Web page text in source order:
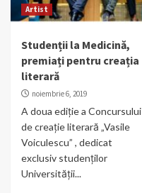
Artist
Studenții la Medicină,
premiați pentru creația
literară
noiembrie 6, 2019
A doua ediţie a Concursului
de creație literară „Vasile
Voiculescu” , dedicat
exclusiv studenţilor
Universităţii...